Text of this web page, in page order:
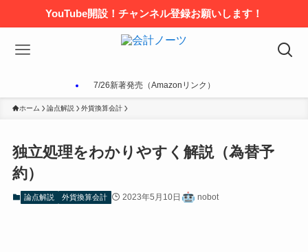
YouTube開設！チャンネル登録お願いします！
7/26新著発売（Amazonリンク）
ホーム 論点解説 外貨換算会計
独立処理をわかりやすく解説（為替予
約）
論点解説 外貨換算会計 2023年5月10日 nobot